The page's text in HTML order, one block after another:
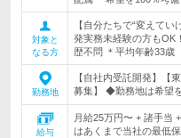
対象と
なる方
【自分たちで“変えて
発実務未経験の方もOK
歴不問 ＊平均年齢33歳
勤務地
【自社内受託開発】【
募集】 ◆勤務地は希望
給与
月給25万円〜 + 諸手当
はあくまで当社の最低